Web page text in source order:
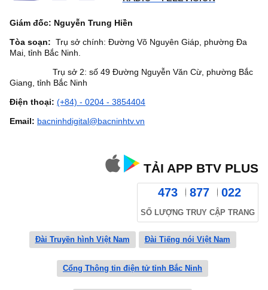
Giám đốc: Nguyễn Trung Hiền
Tòa soạn: Trụ sở chính: Đường Võ Nguyên Giáp, phường Đa
Mai, tỉnh Bắc Ninh.
Trụ sở 2: số 49 Đường Nguyễn Văn Cừ, phường Bắc
Giang, tỉnh Bắc Ninh
Điện thoại: (+84) - 0204 - 3854404
Email: bacninhdigital@bacninhtv.vn
TẢI APP BTV PLUS
473 877 022
SỐ LƯỢNG TRUY CẬP TRANG
Đài Truyền hình Việt Nam Đài Tiếng nói Việt Nam
Cổng Thông tin điện tử tỉnh Bắc Ninh